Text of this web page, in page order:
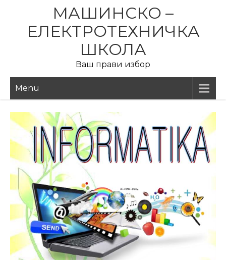
content
МАШИНСКО –
ЕЛЕКТРОТЕХНИЧКА
ШКОЛА
Ваш прави избор
Menu